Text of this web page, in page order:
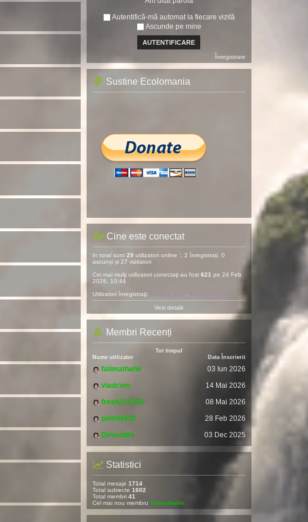
Autentifică-mă automat la fiecare vizită
Ascunde pe mine
Înregistrare
Sustine Ecolomania
Cine este conectat
In total sunt 29 utilizatori online :: 2 înregistrați, 0
ascunși și 27 vizitatori
Cei mai mulţi utilizatori conectaţi au fost 621 pe 24 Feb
2026, 10:44
Utilizatori înregistraţi:
Semrush [Bot]
Vezi detalii
Membri Recenți
Tot timpul
Nume utilizator
Data Înscrierii
fatimathahir
03 Iun 2026
vladcvm
14 Mai 2026
fresh215250
08 Mai 2026
pomitil436
28 Feb 2026
Devendra
03 Dec 2025
Statistici
Total mesaje 1714
Total subiecte 1602
Total membri 41
Cel mai nou membru fatimathahir